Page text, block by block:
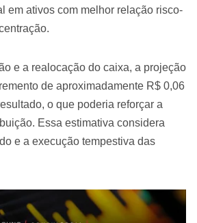
em ativos com melhor relação risco-
e a realocação do caixa, a projeção
de aproximadamente R$ 0,06
o que poderia reforçar a
Essa estimativa considera
e a execução tempestiva das